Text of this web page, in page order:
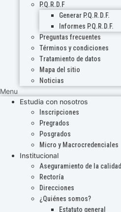
P.Q.R.D.F
Generar P.Q.R.D.F.
Informes P.Q.R.D.F.
Preguntas frecuentes
Términos y condiciones
Tratamiento de datos
Mapa del sitio
Noticias
Menu
Estudia con nosotros
Inscripciones
Pregrados
Posgrados
Micro y Macrocredenciales
Institucional
Aseguramiento de la calidad
Rectoría
Direcciones
¿Quiénes somos?
Estatuto general